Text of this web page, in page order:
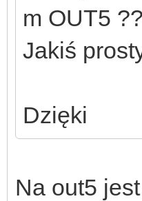
m OUT5 ??
Jakiś
Dzięki
Na out5